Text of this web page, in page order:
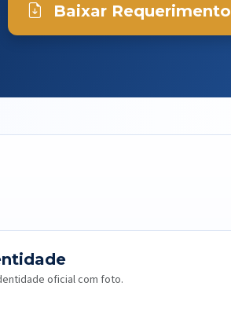
Baixar Requerimento
oficial com foto.